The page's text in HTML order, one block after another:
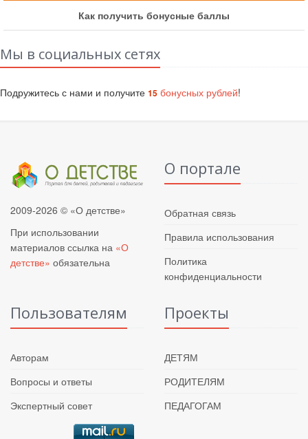
Как получить бонусные баллы
Мы в социальных сетях
Подружитесь с нами и получите 15 бонусных рублей!
2009-2026 © «О детстве»
При использовании
материалов ссылка на «О
детстве» обязательна
О портале
Обратная связь
Правила использования
Политика
конфиденциальности
Пользователям
Авторам
Вопросы и ответы
Экспертный совет
Проекты
ДЕТЯМ
РОДИТЕЛЯМ
ПЕДАГОГАМ